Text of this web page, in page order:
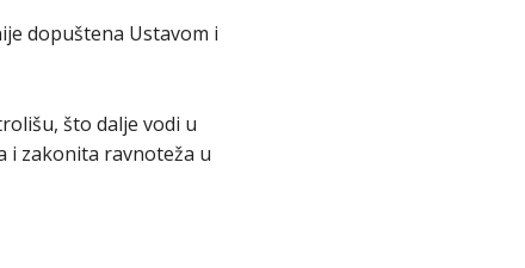
dopuštena Ustavom i
što dalje vodi u
i zakonita ravnoteža u